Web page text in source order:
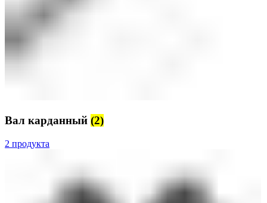
Вал карданный (2)
2 продукта